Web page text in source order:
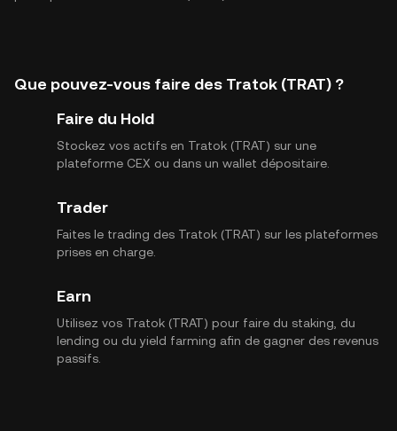
Que pouvez-vous faire des Tratok (TRAT) ?
Faire du Hold
Stockez vos actifs en Tratok (TRAT) sur une
plateforme CEX ou dans un wallet dépositaire.
Trader
Faites le trading des Tratok (TRAT) sur les plateformes
prises en charge.
Earn
Utilisez vos Tratok (TRAT) pour faire du staking, du
lending ou du yield farming afin de gagner des revenus
passifs.